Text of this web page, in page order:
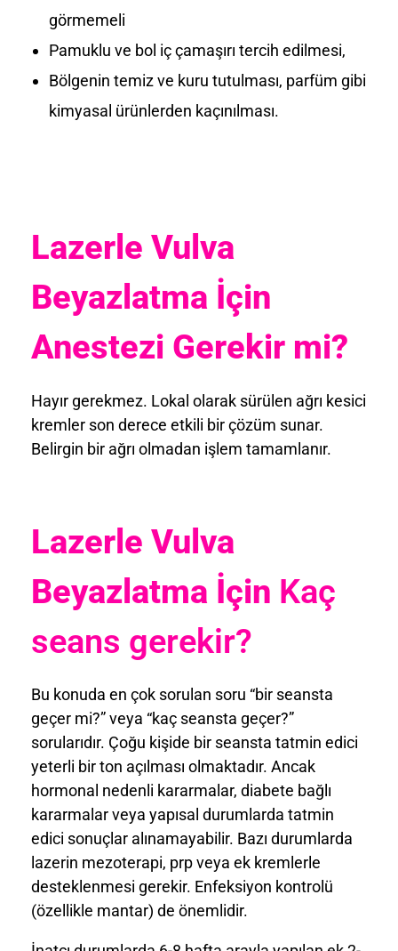
görmemeli
Pamuklu ve bol iç çamaşırı tercih edilmesi,
Bölgenin temiz ve kuru tutulması, parfüm gibi
kimyasal ürünlerden kaçınılması.
Lazerle Vulva
Beyazlatma İçin
Anestezi Gerekir mi?
Hayır gerekmez. Lokal olarak sürülen ağrı kesici
kremler son derece etkili bir çözüm sunar.
Belirgin bir ağrı olmadan işlem tamamlanır.
Lazerle Vulva
Beyazlatma İçin Kaç
seans gerekir?
Bu konuda en çok sorulan soru “bir seansta
geçer mi?” veya “kaç seansta geçer?”
sorularıdır. Çoğu kişide bir seansta tatmin edici
yeterli bir ton açılması olmaktadır. Ancak
hormonal nedenli kararmalar, diabete bağlı
kararmalar veya yapısal durumlarda tatmin
edici sonuçlar alınamayabilir. Bazı durumlarda
lazerin mezoterapi, prp veya ek kremlerle
desteklenmesi gerekir. Enfeksiyon kontrolü
(özellikle mantar) de önemlidir.